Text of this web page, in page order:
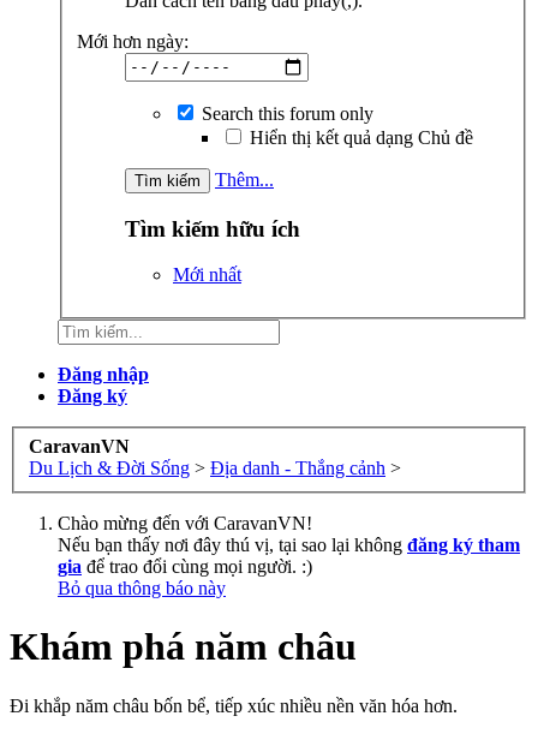
Mới hơn ngày:
Search this forum only
Hiển thị kết quả dạng Chủ đề
Thêm...
Tìm kiếm hữu ích
Mới nhất
Đăng nhập
Đăng ký
CaravanVN
Du Lịch & Đời Sống > Địa danh - Thắng cảnh >
Chào mừng đến với CaravanVN!
Nếu bạn thấy nơi đây thú vị, tại sao lại không đăng ký tham
gia để trao đổi cùng mọi người. :)
Bỏ qua thông báo này
Khám phá năm châu
Đi khắp năm châu bốn bể, tiếp xúc nhiều nền văn hóa hơn.